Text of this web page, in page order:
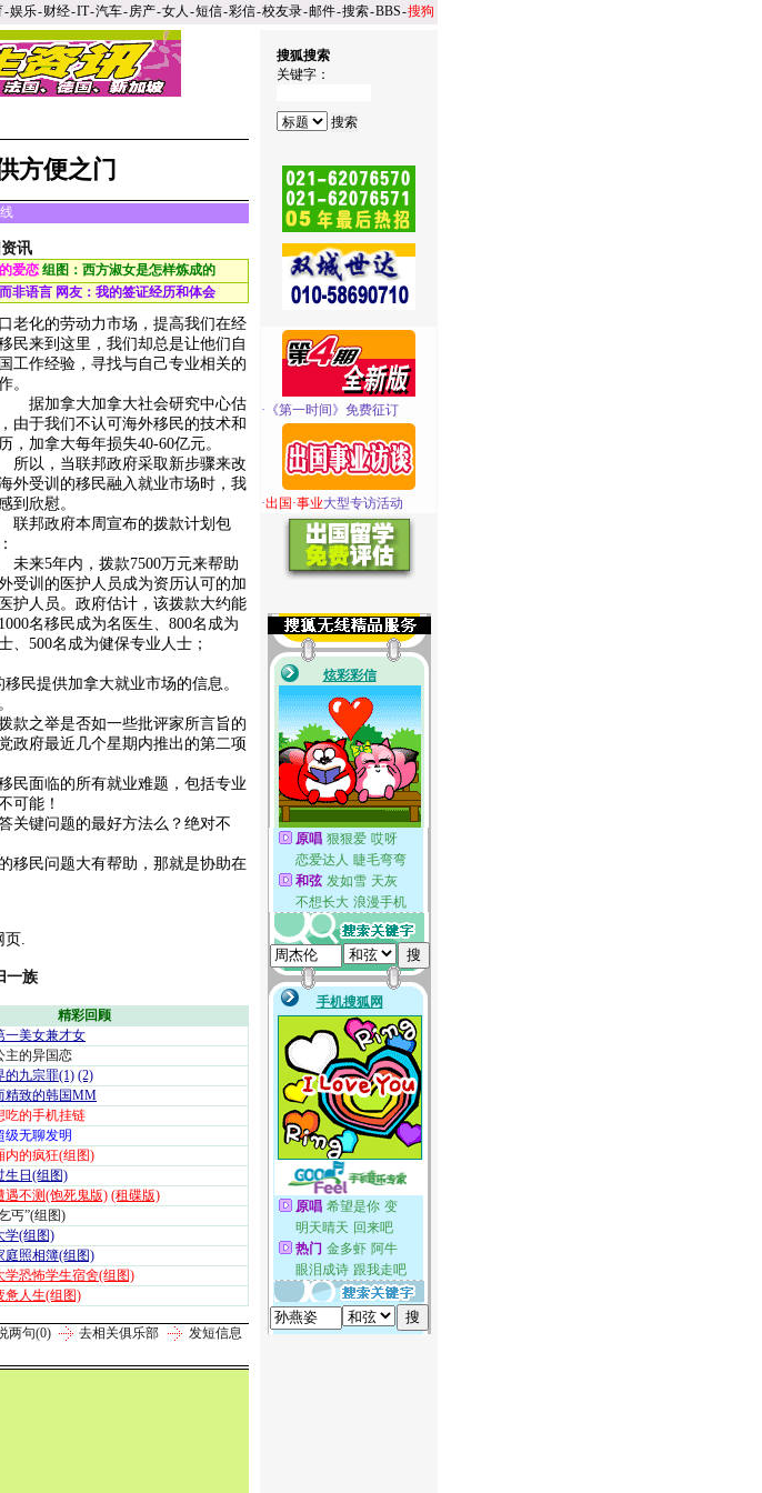
-娱乐-财经-IT-汽车-房产-女人 -短信-彩信-校友录-邮件-搜索-BBS-搜狗
方便之门
讯
爱恋 组图：西方淑女是怎样炼成的
非语言 网友：我的签证经历和体会
化的劳动力市场，提高我们在经
民来到这里，我们却总是让他们自
工作经验，寻找与自己专业相关的
。
加拿大加拿大社会研究中心估
由于我们不认可海外移民的技术和
，加拿大每年损失40-60亿元。
以，当联邦政府采取新步骤来改
外受训的移民融入就业市场时，我
到欣慰。
邦政府本周宣布的拨款计划包
来5年内，拨款7500万元来帮助
受训的医护人员成为资历认可的加
护人员。政府估计，该拨款大约能
名移民成为名医生、800名成为
、500名成为健保专业人士；
民提供加拿大就业市场的信息。
之举是否如一些批评家所言旨的
政府最近几个星期内推出的第二项
面临的所有就业难题，包括专业
可能！
键问题的最好方法么？绝对不
民问题大有帮助，那就是协助在
页.
一族
精彩回顾
一美女兼才女
主的异国恋
的九宗罪(1) (2)
精致的韩国MM
吃的手机挂链
级无聊发明
内的疯狂(组图)
生日(组图)
遇不测(饱死鬼版) (租碟版)
丐”(组图)
学(组图)
庭照相簿(组图)
学恐怖学生宿舍(组图)
惫人生(组图)
两句(0) 去相关俱乐部 发短信息
搜狐搜索
关键字：
· 《第一时间》免费征订
·出国·事业大型专访活动